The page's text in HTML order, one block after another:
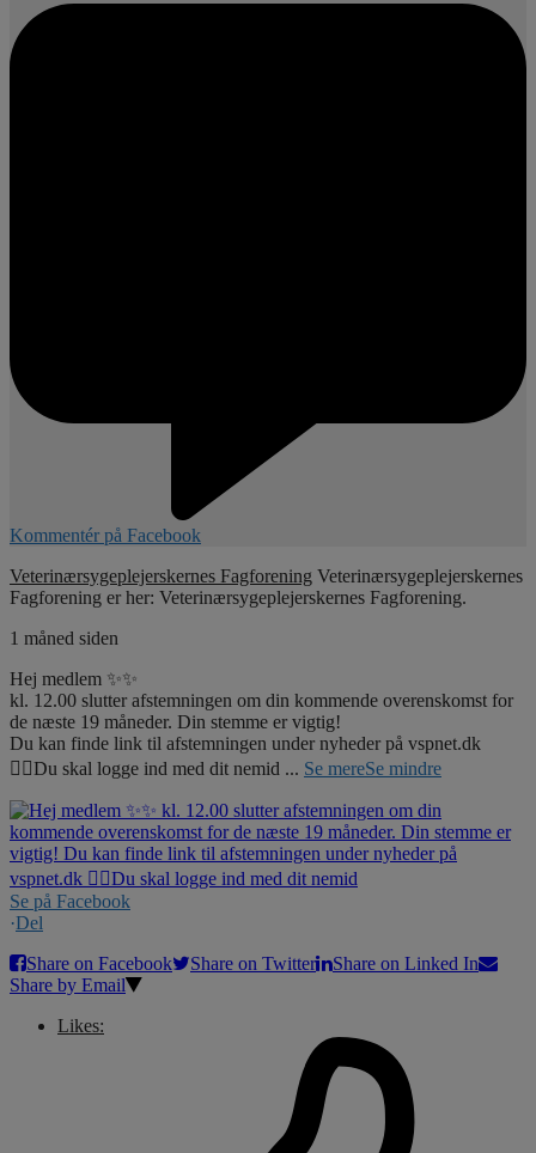
Kommentér på Facebook
Veterinærsygeplejerskernes Fagforening Veterinærsygeplejerskernes
Fagforening er her: Veterinærsygeplejerskernes Fagforening.
1 måned siden
Hej medlem ✨✨
kl. 12.00 slutter afstemningen om din kommende overenskomst for
de næste 19 måneder. Din stemme er vigtig!
Du kan finde link til afstemningen under nyheder på vspnet.dk
☝🏼Du skal logge ind med dit nemid ... Se mereSe mindre
Se på Facebook
·Del
Share on Facebook
Share on Twitter
Share on Linked In
Share by Email
Likes: